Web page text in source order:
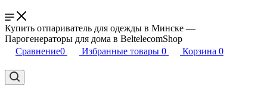
Купить отпариватель для одежды в Минске —
Парогенераторы для дома в BeltelecomShop
Сравнение0 Избранные товары 0 Корзина 0